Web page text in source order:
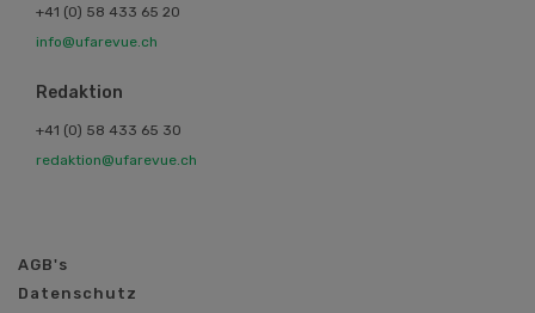
+41 (0) 58 433 65 20
info@ufarevue.ch
Redaktion
+41 (0) 58 433 65 30
redaktion@ufarevue.ch
AGB's
Datenschutz